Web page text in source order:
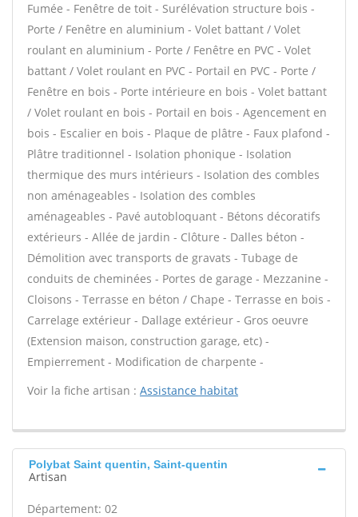
Fumée - Fenêtre de toit - Surélévation structure bois -
Porte / Fenêtre en aluminium - Volet battant / Volet
roulant en aluminium - Porte / Fenêtre en PVC - Volet
battant / Volet roulant en PVC - Portail en PVC - Porte /
Fenêtre en bois - Porte intérieure en bois - Volet battant
/ Volet roulant en bois - Portail en bois - Agencement en
bois - Escalier en bois - Plaque de plâtre - Faux plafond -
Plâtre traditionnel - Isolation phonique - Isolation
thermique des murs intérieurs - Isolation des combles
non aménageables - Isolation des combles
aménageables - Pavé autobloquant - Bétons décoratifs
extérieurs - Allée de jardin - Clôture - Dalles béton -
Démolition avec transports de gravats - Tubage de
conduits de cheminées - Portes de garage - Mezzanine -
Cloisons - Terrasse en béton / Chape - Terrasse en bois -
Carrelage extérieur - Dallage extérieur - Gros oeuvre
(Extension maison, construction garage, etc) -
Empierrement - Modification de charpente -
Voir la fiche artisan : Assistance habitat
Polybat Saint quentin, Saint-quentin
Artisan
Département: 02